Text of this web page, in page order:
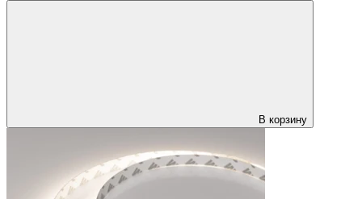
В корзину